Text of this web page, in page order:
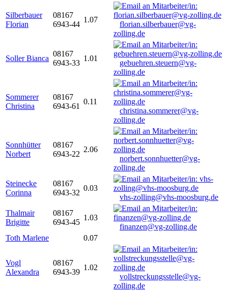
Silberbauer
Florian
08167
6943-44
1.07
florian.silberbauer@vg-
zolling.de
Soller Bianca
08167
6943-33
1.01
gebuehren.steuern@vg-
zolling.de
Sommerer
Christina
08167
6943-61
0.11
christina.sommerer@vg-
zolling.de
Sonnhütter
Norbert
08167
6943-22
2.06
norbert.sonnhuetter@vg-
zolling.de
Steinecke
Corinna
08167
6943-32
0.03
vhs-zolling@vhs-moosburg.de
Thalmair
Brigitte
08167
6943-45
1.03
finanzen@vg-zolling.de
Toth Marlene
0.07
Vogl
Alexandra
08167
6943-39
1.02
vollstreckungsstelle@vg-
zolling.de